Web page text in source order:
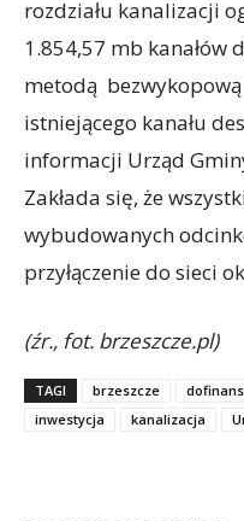
rozdziału kanalizacji
1.854,57 mb kanałów
metodą
istniejącego kanału
informacji Urząd
Zakłada się, że
wybudowanych
przyłączenie do sieci
(źr., fot. brzeszcze.pl)
TAGI brzeszcze
inwestycja
kanalizacja